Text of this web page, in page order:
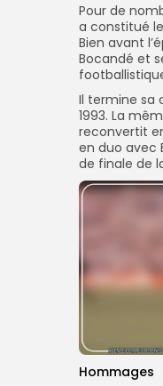
Pour de
a constitué
Bien avant
Bocandé et
Il termine sa
1993. La
reconvertit
en duo avec
de finale de
Hommages